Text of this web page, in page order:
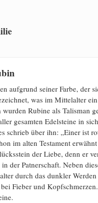
aufgrund seiner Farbe, der
was im Mittelalter
Rubine als Talisman
gesamten Edelsteine in
schrieb über ihn: „Einer ist
im alten Testament
der Liebe, denn er
der Patnerschaft. Neben
durch das dunkler
Fieber und